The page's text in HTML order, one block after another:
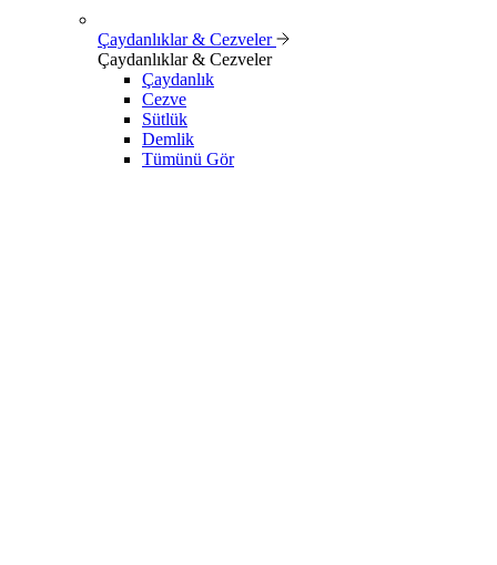
Çaydanlıklar & Cezveler
Çaydanlıklar & Cezveler
Çaydanlık
Cezve
Sütlük
Demlik
Tümünü Gör